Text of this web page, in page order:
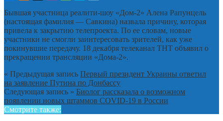
Бывшая участница реалити-шоу «Дом-2» Алена Рапунцель
(настоящая фамилия — Савкина) назвала причину, которая
привела к закрытию телепроекта. По ее словам, новые
участники не смогли заинтересовать зрителей, как уже
покинувшие передачу. 18 декабря телеканал ТНТ объявил о
прекращении трансляции «Дома-2».
« Предыдущая запись Первый президент Украины ответил
на заявление Путина по Донбассу
Следующая запись » Биолог рассказала о возможном
появлении новых штаммов COVID-19 в России
Смотрите также: